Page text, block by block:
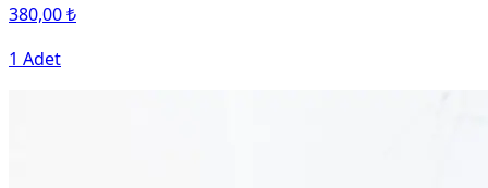
380,00 ₺
1 Adet